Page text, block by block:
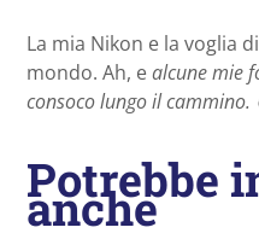
La mia Nikon e la voglia
mondo. Ah, ealcune mie
consoco lungo il cammino.
Potrebbe
anche